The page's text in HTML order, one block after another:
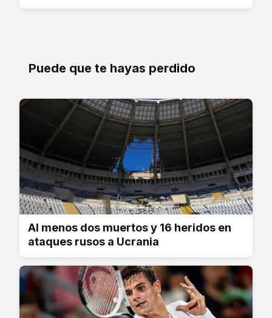
Puede que te hayas perdido
Al menos dos muertos y 16 heridos en
ataques rusos a Ucrania